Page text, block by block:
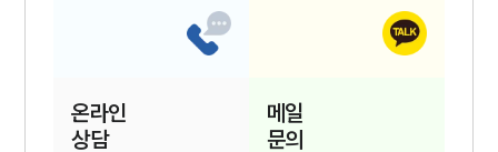
온라인
상담
메일
문의